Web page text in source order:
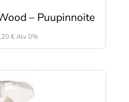
– Puupinnoite
€Alv 0%